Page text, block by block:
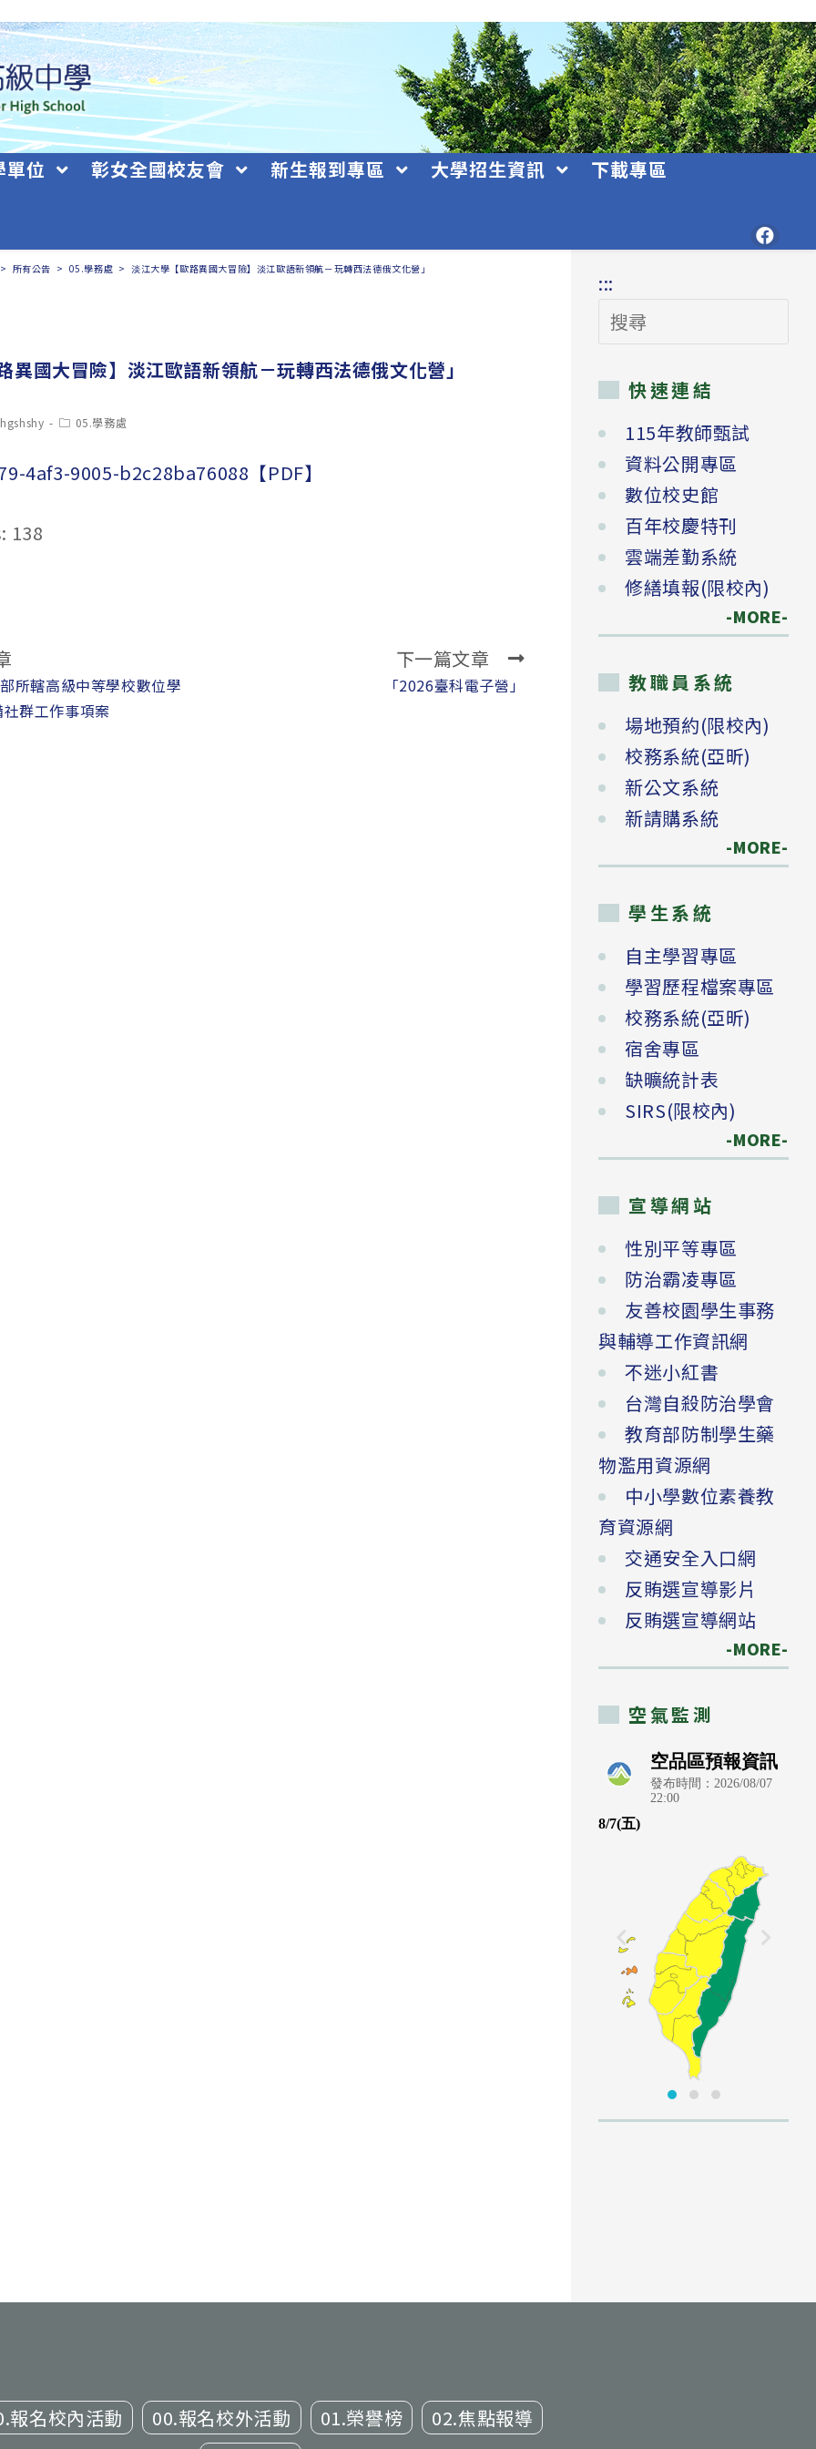
單位 彰女全國校友會 新生報到專區 大學招生資訊 下載專區
> 所有公告 > 05.學務處 > 淡江大學【歐路異國大冒險】淡江歐語新領航－玩轉西法德俄文化營」
異國大冒險】淡江歐語新領航－玩轉西法德俄文化營」
Post05.學務處
4af3-9005-b2c28ba76088【PDF】
138
所轄高級中等學校數位學
群工作事項案
下一篇文章
「2026臺科電子營」
:::
搜
尋
快速連結
115年教師甄試
資料公開專區
數位校史館
百年校慶特刊
雲端差勤系統
修繕填報(限校內)
-MORE-
教職員系統
場地預約(限校內)
校務系統(亞昕)
新公文系統
新請購系統
-MORE-
學生系統
自主學習專區
學習歷程檔案專區
校務系統(亞昕)
宿舍專區
缺曠統計表
SIRS(限校內)
-MORE-
宣導網站
性別平等專區
防治霸凌專區
友善校園學生事務
與輔導工作資訊網
不迷小紅書
台灣自殺防治學會
教育部防制學生藥
物濫用資源網
中小學數位素養教
育資源網
交通安全入口網
反賄選宣導影片
反賄選宣導網站
-MORE-
空氣監測
報名校內活動 00.報名校外活動 01.榮譽榜
02.焦點報導